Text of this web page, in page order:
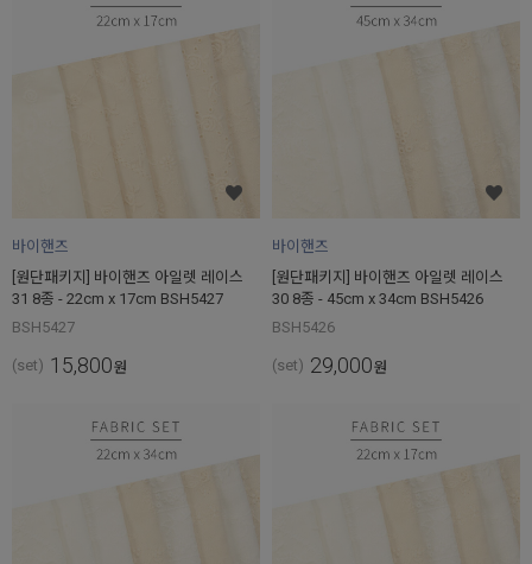
바이핸즈
[원단패키지] 바이핸즈 아일렛 레이스
31 8종 - 22cm x 17cm BSH5427
BSH5427
(set) 15,800원
바이핸즈
[원단패키지] 바이핸즈 아일렛 레이스
30 8종 - 45cm x 34cm BSH5426
BSH5426
(set) 29,000원